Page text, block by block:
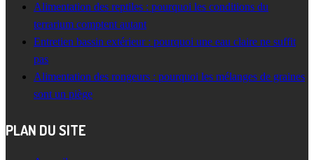
Alimentation des reptiles : pourquoi les conditions du
terrarium comptent autant
Entretien bassin extérieur : pourquoi une eau claire ne suffit
pas
Alimentation des rongeurs : pourquoi les mélanges de graines
sont un piège
PLAN DU SITE